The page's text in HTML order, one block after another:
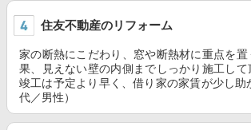
住友不動産のリフォーム
家の断熱にこだわり、窓や断熱材に重点を
果、見えない壁の内側までしっかり施工して
竣工は予定より早く、借り家の家賃が少し助
代／男性）